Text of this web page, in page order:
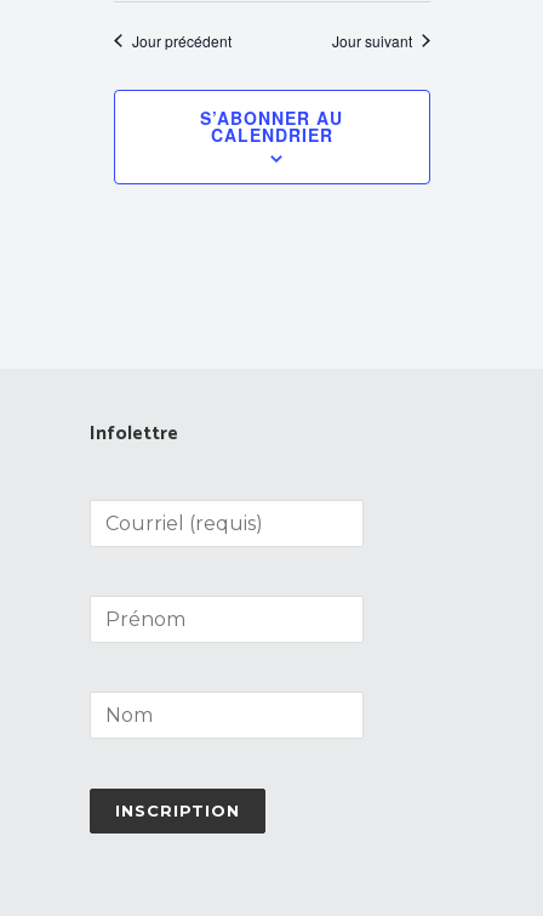
Jour précédent Jour suivant
S’ABONNER AU
CALENDRIER
Infolettre